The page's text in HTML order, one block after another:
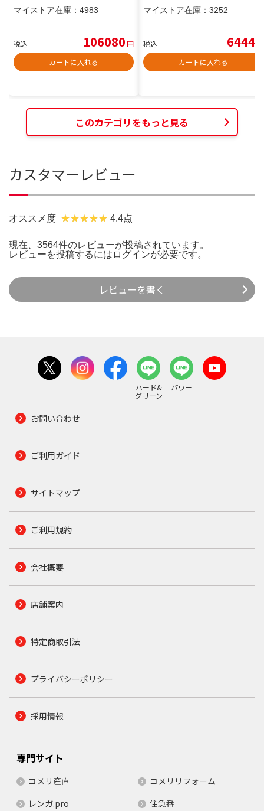
マイストア在庫： 4983
税込 106080円
カートに入れる
マイストア在庫： 3252
税込 6444
カートに入れる
このカテゴリをもっと見る
カスタマーレビュー
オススメ度 4.4点
現在、3564件のレビューが投稿されています。
レビューを投稿するには ログインが必要です。
レビューを書く
ハード&
グリーン
パワー
お問い合わせ
ご利用ガイド
サイトマップ
ご利用規約
会社概要
店舗案内
特定商取引法
プライバシーポリシー
採用情報
専門サイト
コメリ産直
コメリリフォーム
レンガ.pro
住急番